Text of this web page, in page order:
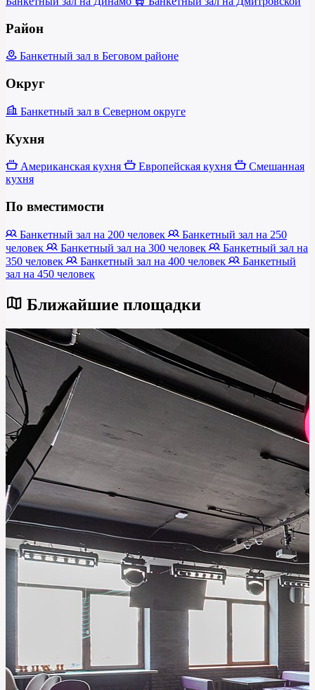
Район
Банкетный зал в Беговом районе
Округ
Банкетный зал в Северном округе
Кухня
Американская кухня Европейская кухня
Смешанная
кухня
По вместимости
Банкетный зал на 200 человек
Банкетный зал на 250
человек
Банкетный зал на 300 человек
Банкетный зал на
350 человек
Банкетный зал на 400 человек
Банкетный
зал на 450 человек
Ближайшие площадки